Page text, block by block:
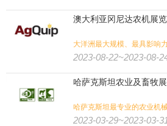
澳大利亚冈尼达农机展
大洋洲最大规模、最具影响
2023-08-22~2023-08-
哈萨克斯坦农业及畜牧
哈萨克斯坦最专业的农业机
2023-03-29~2023-03-31